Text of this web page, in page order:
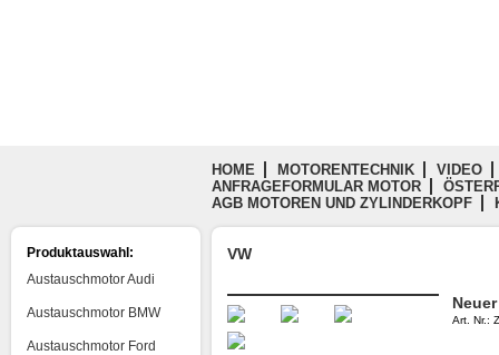
HOME MOTORENTECHNIK
VIDEO
ANFRAGEFORMULAR MOTOR
AGB MOTOREN UND ZYLINDERKOPF
Produktauswahl:
Austauschmotor Audi
Austauschmotor BMW
Austauschmotor Ford
VW
Art. Nr.: